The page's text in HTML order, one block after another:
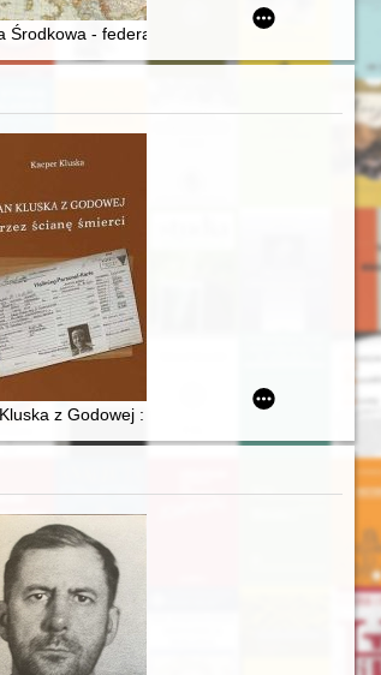
w Okręgu Rzeszy Gdańsk-Prusy
Środkowa - federacja czy inkorporacja?
w latach 1918-1970
w Brazylii
społecznik, komendant straży w Nowej Wsi :
z Godowej : przez ścianę śmierci